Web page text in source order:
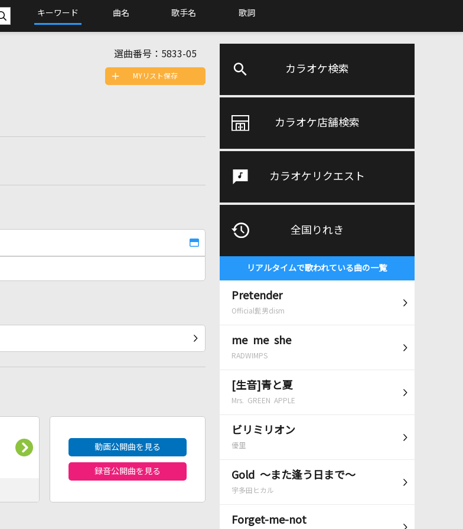
キーワード 曲名 歌手名 歌詞
カラオケ検索
カラオケ店舗検索
カラオケリクエスト
全国りれき
リアルタイムで歌われている曲の一覧
Pretender
Official髭男dism
me me she
RADWIMPS
[生音]青と夏
Mrs. GREEN APPLE
ビリミリオン
優里
Gold ～また逢う日まで～
宇多田ヒカル
Forget-me-not
選曲番号： 5833-05
MYリスト保存
動画公開曲を見る
録音公開曲を見る